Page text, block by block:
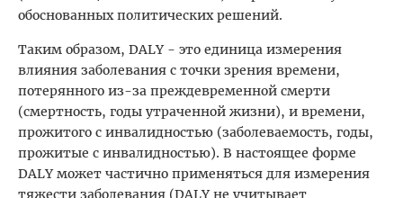
обоснованных политических решений.
Таким образом, DALY - это единица измерения
влияния заболевания с точки зрения времени,
потерянного из-за преждевременной смерти
(смертность, годы утраченной жизни), и времени,
прожитого с инвалидностью (заболеваемость, годы,
прожитые с инвалидностью). В настоящее форме
DALY может частично применяться для измерения
тяжести заболевания (DALY не учитывает